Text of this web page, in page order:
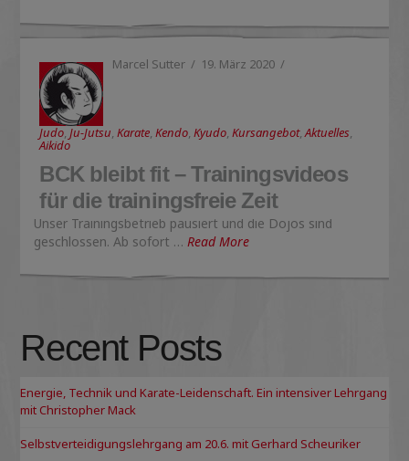
Marcel Sutter 19. März 2020
Judo,Ju-Jutsu,Karate,Kendo,Kyudo,Kursangebot,Aktuelles,
Aikido
BCK bleibt fit – Trainingsvideos
für die trainingsfreie Zeit
Unser Trainingsbetrieb pausiert und die Dojos sind
geschlossen. Ab sofort …Read More
Recent Posts
Energie, Technik und Karate-Leidenschaft. Ein intensiver Lehrgang
mit Christopher Mack
Selbstverteidigungslehrgang am 20.6. mit Gerhard Scheuriker